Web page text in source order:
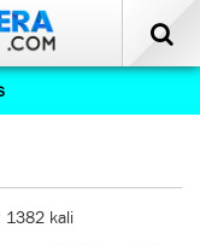
1382 kali